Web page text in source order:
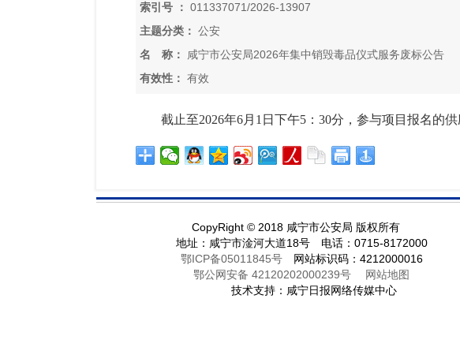
索引号 ： 011337071/2026-13907
主题分类： 公安
名 称：
咸宁市公安局2026年集中销毁毒品仪式服务废标公告
有效性： 有效
截止至2026年6月1日下午5：30分，参与项目报名的
CopyRight © 2018 咸宁市公安局 版权所有
地址：咸宁市淦河大道18号 电话：0715-8172000
鄂ICP备05011845号网站标识码：4212000016
鄂公网安备 42120202000239号
网站地图
技术支持：咸宁日报网络传媒中心